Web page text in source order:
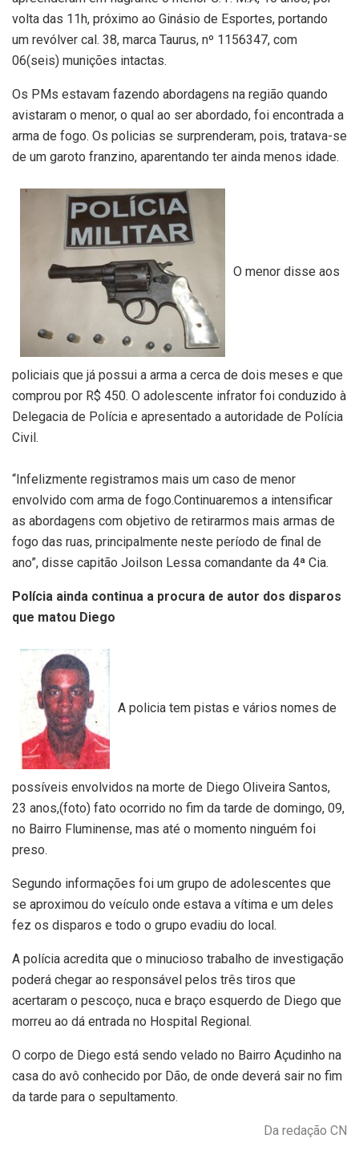
volta das 11h, próximo ao Ginásio de Esportes, portando
um revólver cal. 38, marca Taurus, nº 1156347, com
06(seis) munições intactas.
Os PMs estavam fazendo abordagens na região quando
avistaram o menor, o qual ao ser abordado, foi encontrada a
arma de fogo. Os policias se surprenderam, pois, tratava-se
de um garoto franzino, aparentando ter ainda menos idade.
O menor disse aos
policiais que já possui a arma a cerca de dois meses e que
comprou por R$ 450. O adolescente infrator foi conduzido à
Delegacia de Polícia e apresentado a autoridade de Polícia
Civil.
“Infelizmente registramos mais um caso de menor
envolvido com arma de fogo.Continuaremos a intensificar
as abordagens com objetivo de retirarmos mais armas de
fogo das ruas, principalmente neste período de final de
ano”, disse capitão Joilson Lessa comandante da 4ª Cia.
Polícia ainda continua a procura de autor dos disparos
que matou Diego
A policia tem pistas e vários nomes de
possíveis envolvidos na morte de Diego Oliveira Santos,
23 anos,(foto) fato ocorrido no fim da tarde de domingo, 09,
no Bairro Fluminense, mas até o momento ninguém foi
preso.
Segundo informações foi um grupo de adolescentes que
se aproximou do veículo onde estava a vítima e um deles
fez os disparos e todo o grupo evadiu do local.
A polícia acredita que o minucioso trabalho de investigação
poderá chegar ao responsável pelos três tiros que
acertaram o pescoço, nuca e braço esquerdo de Diego que
morreu ao dá entrada no Hospital Regional.
O corpo de Diego está sendo velado no Bairro Açudinho na
casa do avô conhecido por Dão, de onde deverá sair no fim
da tarde para o sepultamento.
Da redação CN